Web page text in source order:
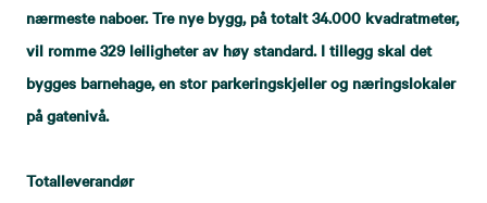
nærmeste naboer. Tre nye bygg, på totalt 34.000 kvadratmeter,
vil romme 329 leiligheter av høy standard. I tillegg skal det
bygges barnehage, en stor parkeringskjeller og næringslokaler
på gatenivå.
Totalleverandør